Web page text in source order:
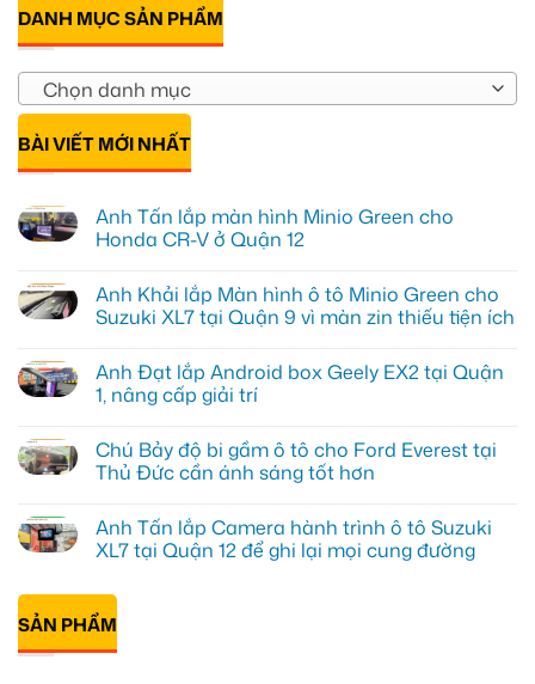
DANH MỤC SẢN PHẨM
Chọn danh mục
BÀI VIẾT MỚI NHẤT
Anh Tấn lắp màn hình Minio Green cho
Honda CR-V ở Quận 12
bình
luận
ở
lắp
màn
hình
cho
Honda
CR-
Quận
12
Anh Khải lắp Màn hình ô tô Minio Green cho
Suzuki XL7 tại Quận 9 vì màn zin thiếu tiện ích
bình
luận
ở
lắp
Màn
hình
Minio
Green
cho
XL7
Quận
9
vì
Anh Đạt lắp Android box Geely EX2 tại Quận
1, nâng cấp giải trí
bình
luận
ở
lắp
Android
box
EX2
Quận
1,
nâng
Chú Bảy độ bi gầm ô tô cho Ford Everest tại
Thủ Đức cần ánh sáng tốt hơn
bình
luận
ở
Bảy
bi
gầm
ô
Anh Tấn lắp Camera hành trình ô tô Suzuki
XL7 tại Quận 12 để ghi lại mọi cung đường
có
luận
ở
Anh
SẢN PHẨM